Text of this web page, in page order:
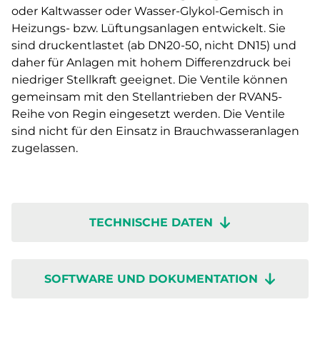
oder Kaltwasser oder Wasser-Glykol-Gemisch in
Heizungs- bzw. Lüftungsanlagen entwickelt. Sie
sind druckentlastet (ab DN20-50, nicht DN15) und
daher für Anlagen mit hohem Differenzdruck bei
niedriger Stellkraft geeignet. Die Ventile können
gemeinsam mit den Stellantrieben der RVAN5-
Reihe von Regin eingesetzt werden. Die Ventile
sind nicht für den Einsatz in Brauchwasseranlagen
zugelassen.
TECHNISCHE DATEN
SOFTWARE UND DOKUMENTATION